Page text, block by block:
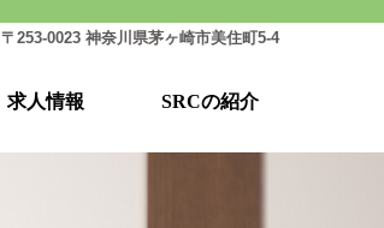
〒253-0023 神奈川県茅ヶ崎市美住町5-4
求人情報 SRCの紹介